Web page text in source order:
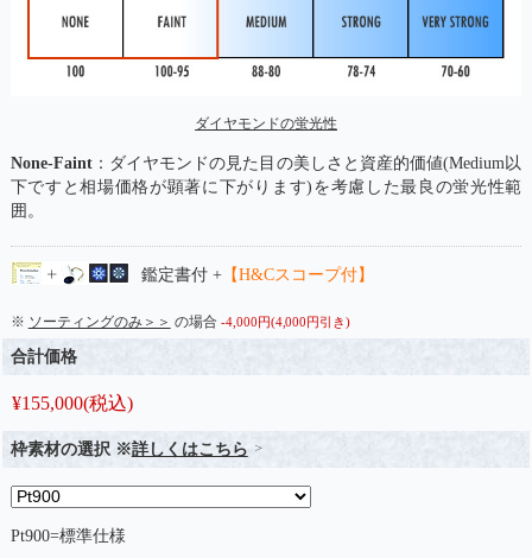
ダイヤモンドの蛍光性
None-Faint：ダイヤモンドの見た目の美しさと資産的価値(Medium以
下ですと相場価格が顕著に下がります)を考慮した最良の蛍光性範
囲。
鑑定書付 +【H&Cスコープ付】
※ ソーティングのみ＞＞ の場合 -4,000円(4,000円引き)
合計価格
¥155,000(税込)
枠素材の選択 ※詳しくはこちら
Pt900=標準仕様